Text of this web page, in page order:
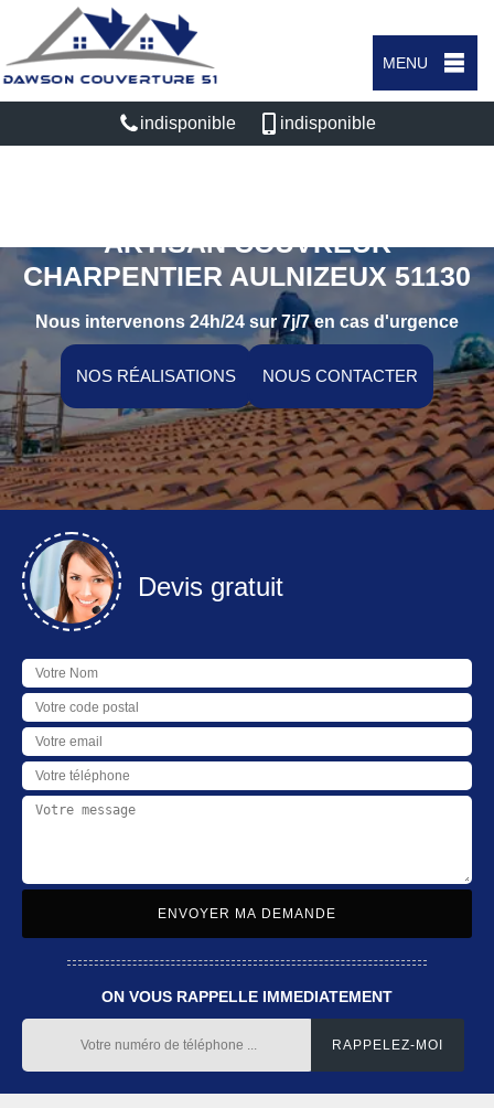
MENU
indisponible indisponible
ARTISAN COUVREUR
CHARPENTIER AULNIZEUX 51130
Nous intervenons 24h/24 sur 7j/7 en cas d'urgence
NOS RÉALISATIONS NOUS CONTACTER
Devis gratuit
ON VOUS RAPPELLE IMMEDIATEMENT